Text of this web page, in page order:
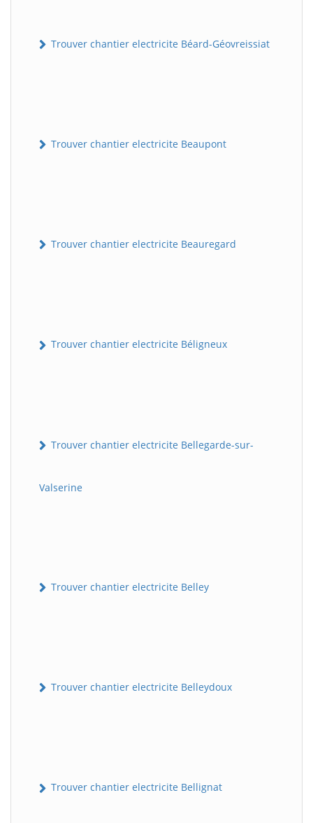
Trouver chantier electricite Béard-Géovreissiat
Trouver chantier electricite Beaupont
Trouver chantier electricite Beauregard
Trouver chantier electricite Béligneux
Trouver chantier electricite Bellegarde-sur-
Valserine
Trouver chantier electricite Belley
Trouver chantier electricite Belleydoux
Trouver chantier electricite Bellignat